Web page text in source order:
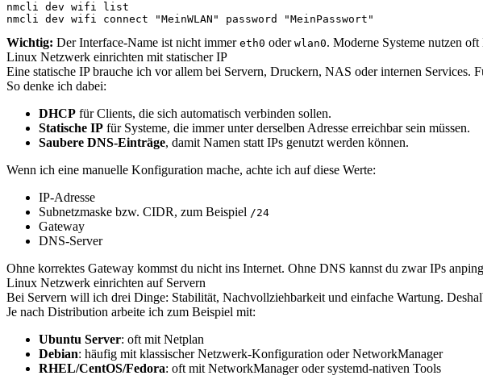
nmcli dev wifi list
nmcli dev wifi connect "MeinWLAN" password "MeinPasswort"
Wichtig: Der Interface-Name ist nicht immer eth0 oder wlan0. Moderne Systeme nutzen
Linux Netzwerk einrichten mit statischer IP
Eine statische IP brauche ich vor allem bei Servern, Druckern, NAS oder internen Services.
So denke ich dabei:
DHCP für Clients, die sich automatisch verbinden sollen.
Statische IP für Systeme, die immer unter derselben Adresse erreichbar sein müssen.
Saubere DNS-Einträge, damit Namen statt IPs genutzt werden können.
Wenn ich eine manuelle Konfiguration mache, achte ich auf diese Werte:
IP-Adresse
Subnetzmaske bzw. CIDR, zum Beispiel /24
Gateway
DNS-Server
Ohne korrektes Gateway kommst du nicht ins Internet. Ohne DNS kannst du zwar IPs
Linux Netzwerk einrichten auf Servern
Bei Servern will ich drei Dinge: Stabilität, Nachvollziehbarkeit und einfache Wartung.
Je nach Distribution arbeite ich zum Beispiel mit:
Ubuntu Server: oft mit Netplan
Debian: häufig mit klassischer Netzwerk-Konfiguration oder NetworkManager
RHEL/CentOS/Fedora: oft mit NetworkManager oder systemd-nativen Tools